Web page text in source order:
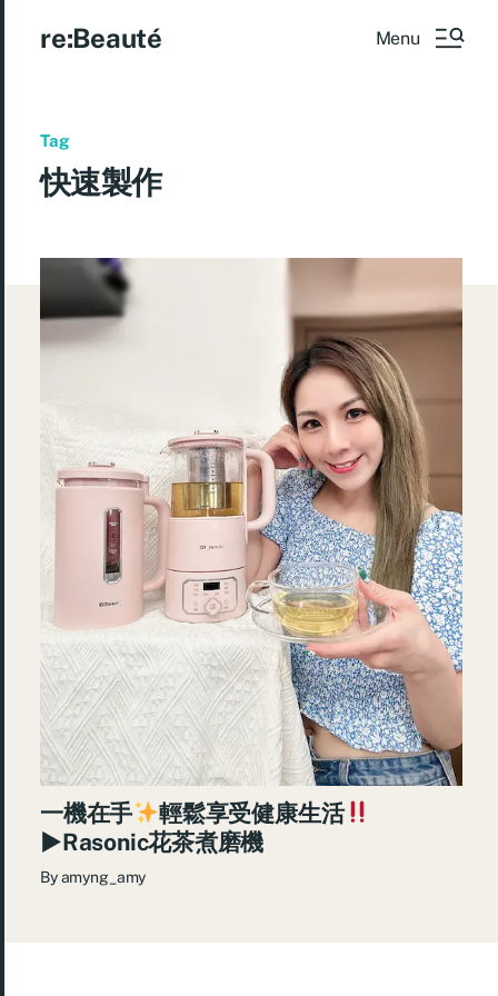
re:Beauté Menu
Tag
快速製作
一機在手
輕鬆享受健康生活
►Rasonic花茶煮磨機
Byamyng_amy